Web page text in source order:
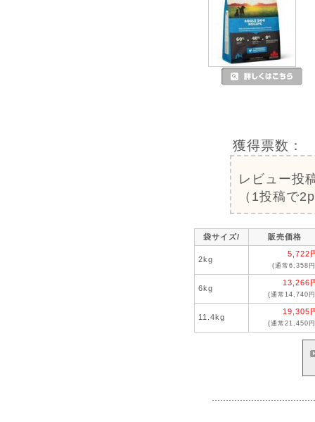
獲得票数：
レビュー投
（1投稿で
袋サイズ/ 販売価格
2kg
5,722
(通常6,358
6kg
13,266
(通常14,740
11.4kg
19,305
(通常21,450